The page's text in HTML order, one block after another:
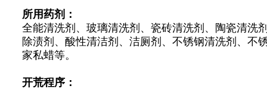
所用药剂：
全能清洗剂、玻璃清洗剂、瓷砖清洗剂、陶瓷清洗
除渍剂、酸性清洁剂、洁厕剂、不锈钢清洗剂、不
家私蜡等。
开荒程序：